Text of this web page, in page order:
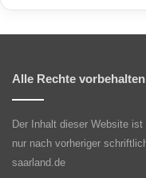
Alle Rechte vorbehalten
Der Inhalt dieser Website
nur nach vorheriger
saarland.de